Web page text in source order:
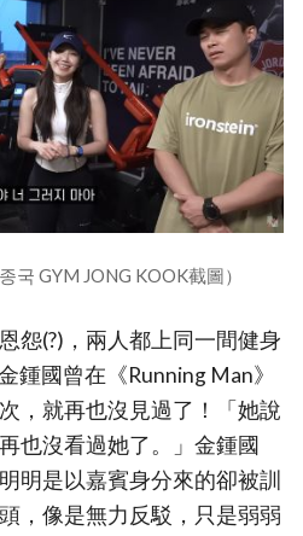
국 GYM JONG KOOK截圖）
怨(?)，兩人都上同一間健身
鍾國曾在《Running Man》
，就再也沒見過了！「她說
也沒看過她了。」金鍾國
明是以嘉賓身分來的卻被訓
，像是無力反駁，只是弱弱